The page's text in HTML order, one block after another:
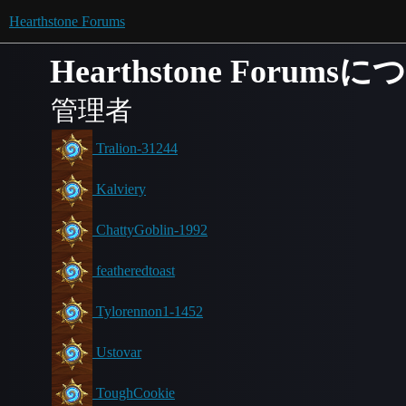
Hearthstone Forums
Hearthstone Forumsに
管理者
Tralion-31244
Kalviery
ChattyGoblin-1992
featheredtoast
Tylorennon1-1452
Ustovar
ToughCookie